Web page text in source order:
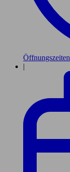
Öffnungszeiten
|